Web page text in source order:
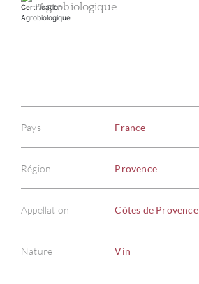
Agrobiologique
Pays France
Région Provence
Appellation Côtes de Provence
Nature Vin